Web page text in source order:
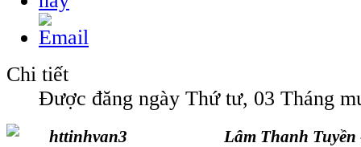
Chi tiết
Được đăng ngày Thứ tư, 03 Tháng
Lâm Thanh